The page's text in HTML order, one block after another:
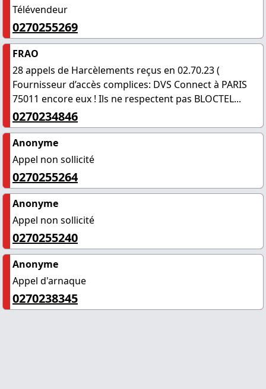
Télévendeur
0270255269
FRAO
28 appels de Harcèlements reçus en 02.70.23 (
Fournisseur d’accès complices: DVS Connect à PARIS
75011 encore eux ! Ils ne respectent pas BLOCTEL...
0270234846
Anonyme
Appel non sollicité
0270255264
Anonyme
Appel non sollicité
0270255240
Anonyme
Appel d'arnaque
0270238345